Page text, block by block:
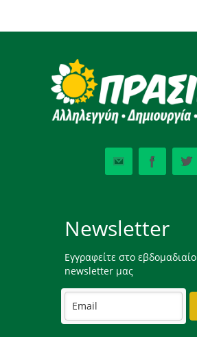
Newsletter
Εγγραφείτε στο εβδομαδιαίο
newsletter μας